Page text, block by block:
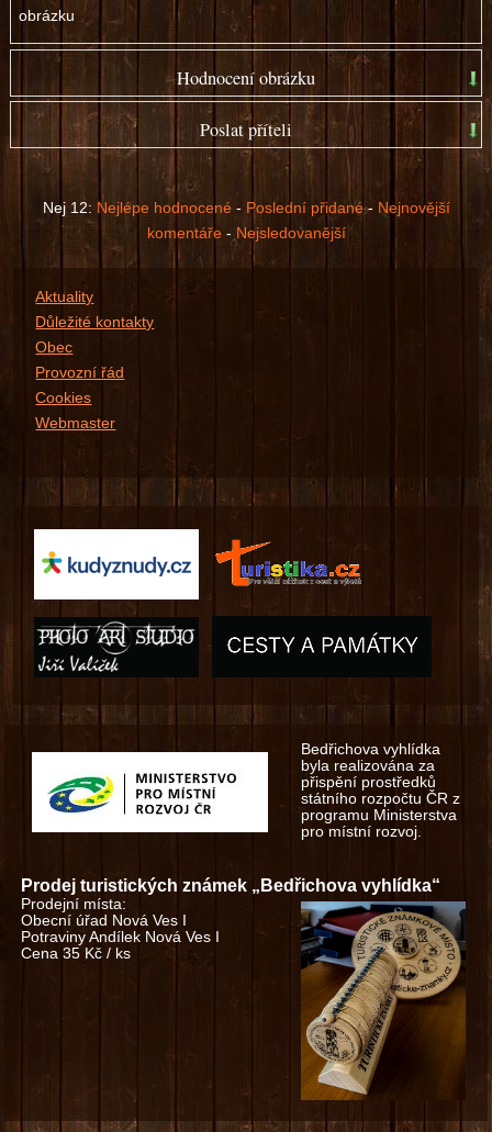
obrázku
Hodnocení obrázku
špatný dobrý
Poslat příteli
Prosím, přihlašte se ...
Nej 12: Nejlépe hodnocené- Poslední přidané- Nejnovější
komentáře- Nejsledovanější
Aktuality
Důležité kontakty
Obec
Provozní řád
Cookies
Webmaster
Bedřichova vyhlídka
byla realizována za
přispění prostředků
státního rozpočtu ČR z
programu Ministerstva
pro místní rozvoj.
Prodej turistických známek „Bedřichova vyhlídka“
Prodejní místa:
Obecní úřad Nová Ves I
Potraviny Andílek Nová Ves I
Cena 35 Kč / ks